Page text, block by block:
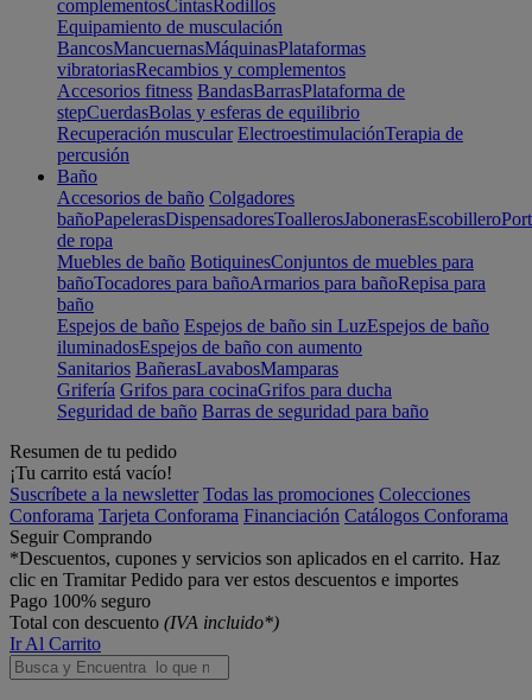
complementosCintasRodillos
Equipamiento de musculación
BancosMancuernasMáquinasPlataformas
vibratoriasRecambios y complementos
Accesorios fitness BandasBarrasPlataforma de
stepCuerdasBolas y esferas de equilibrio
Recuperación muscular ElectroestimulaciónTerapia de
percusión
Baño
Accesorios de baño Colgadores
bañoPapelerasDispensadoresToallerosJabonerasEscobillero
de ropa
Muebles de baño BotiquinesConjuntos de muebles para
bañoTocadores para bañoArmarios para bañoRepisa para
baño
Espejos de baño Espejos de baño sin LuzEspejos de baño
iluminadosEspejos de baño con aumento
Sanitarios BañerasLavabosMamparas
Grifería Grifos para cocinaGrifos para ducha
Seguridad de baño Barras de seguridad para baño
Resumen de tu pedido
¡Tu carrito está vacío!
Suscríbete a la newsletter Todas las promociones Colecciones
Conforama Tarjeta Conforama Financiación Catálogos Conforama
Seguir Comprando
*Descuentos, cupones y servicios son aplicados en el carrito. Haz
clic en Tramitar Pedido para ver estos descuentos e importes
Pago 100% seguro
Total con descuento (IVA incluido*)
Ir Al Carrito